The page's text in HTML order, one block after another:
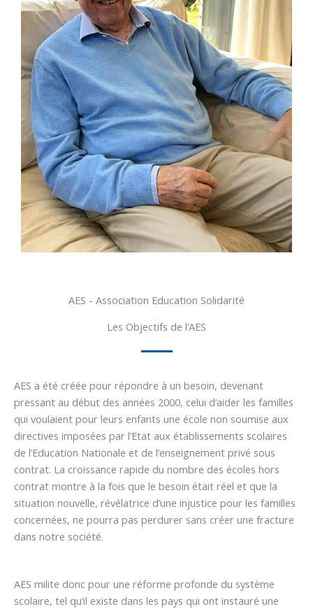
AES - Association Education Solidarité
Les Objectifs de l’AES
AES a été créée pour répondre à un besoin, devenant
pressant au début des années 2000, celui d’aider les familles
qui voulaient pour leurs enfants une école non soumise aux
directives imposées par l’Etat aux établissements scolaires
de l’Education Nationale et de l’enseignement privé sous
contrat. La croissance rapide du nombre des écoles hors
contrat montre à la fois que le besoin était réel et que la
situation nouvelle, révélatrice d’une injustice pour les familles
concernées, ne pourra pas perdurer sans créer une fracture
dans notre société.
AES milite donc pour une réforme profonde du système
scolaire, tel qu’il existe dans les pays qui ont instauré une